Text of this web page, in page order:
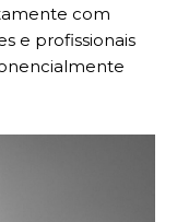
com
e profissionais